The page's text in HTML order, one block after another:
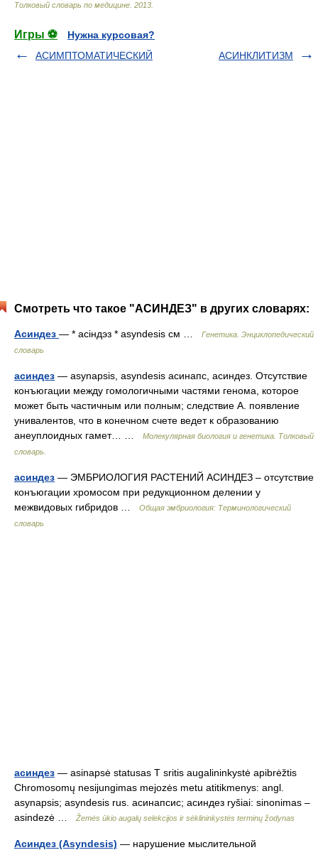
Толковый словарь по медицине 2013
Игры ⚽
Нужна курсовая?
АСИМПТОМАТИЧЕСКИЙ
АСИНКЛИТИЗМ
Смотреть что такое "АСИНДЕЗ" в других словарях:
Асиндез — * асіндэз * asyndesis см …
Генетика. Энциклопедический
словарь
асиндез — asynapsis, asyndesis асинапс, асиндез. Oтсутствие
конъюгации между гомологичными частями генома, которое
может быть частичным или полным; следствие А. появление
унивалентов, что в конечном счете ведет к образованию
анеуплоидных гамет… …
Молекулярная биология и генетика. Толковый
словарь.
асиндез — ЭМБРИОЛОГИЯ РАСТЕНИЙ АСИНДЕЗ – отсутствие
конъюгации хромосом при редукционном делении у
межвидовых гибридов …
Общая эмбриология: Терминологический
словарь
асиндез — asinapsė statusas T sritis augalininkystė apibrėžtis
Chromosomų nesijungimas mejozės metu atitikmenys: angl.
asynapsis; asyndesis rus. асинапсис; асиндез ryšiai: sinonimas –
asindezė …
Žemės ūkio augalų selekcijos ir sėklininkystės terminų žodynas
Асиндез (Asyndesis) — нарушение мыслительной